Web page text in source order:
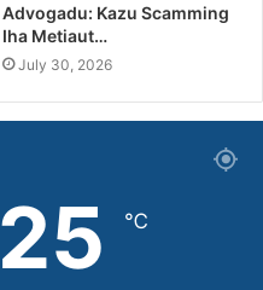
Advogadu: Kazu Scamming
Iha Metiaut…
July 30, 2026
25 ℃